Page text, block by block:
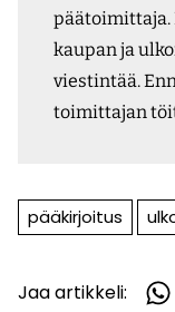
päätoimittaja.
kaupan ja
viestintää.
toimittajan
pääkirjoitus
Jaa artikkeli:
Jaa